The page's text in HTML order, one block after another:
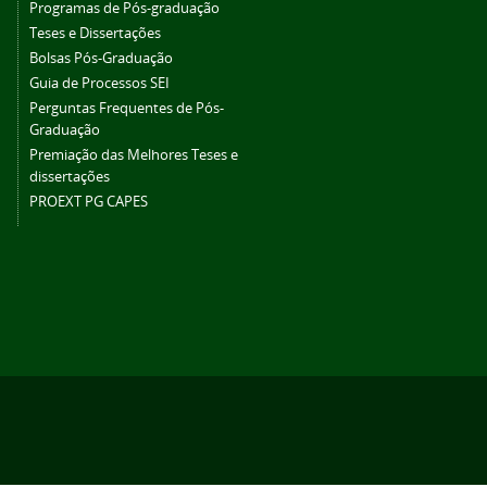
Programas de Pós-graduação
Teses e Dissertações
Bolsas Pós-Graduação
Guia de Processos SEI
Perguntas Frequentes de Pós-
Graduação
Premiação das Melhores Teses e
dissertações
PROEXT PG CAPES